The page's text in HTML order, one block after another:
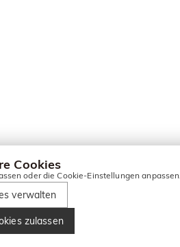
Cookies
oder die Cookie-Einstellungen
verwalten
zulassen